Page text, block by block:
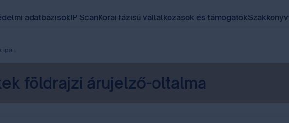
adatbázisokIP ScanKorai fázisú vállalkozások és támogatók
oltalma
földrajzi árujelző-oltalma